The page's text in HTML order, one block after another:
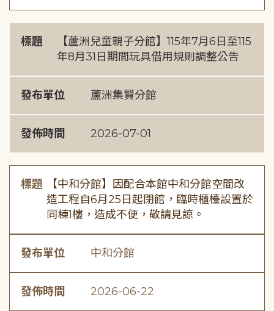
標題
【蘆洲兒童親子分館】115年7月6日至115
年8月31日期間玩具借用規則調整公告
發布單位 蘆洲集賢分館
發佈時間 2026-07-01
標題
【中和分館】因配合本館中和分館空間改
造工程自6月25日起閉館，臨時櫃檯設置於
同棟1樓，造成不便，敬請見諒。
發布單位 中和分館
發佈時間 2026-06-22